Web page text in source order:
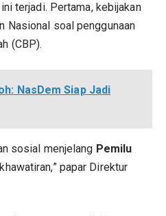
terjadi. Pertama, kebijakan
Nasional soal penggunaan
(CBP).
NasDem Siap Jadi
sosial menjelang Pemilu
papar Direktur